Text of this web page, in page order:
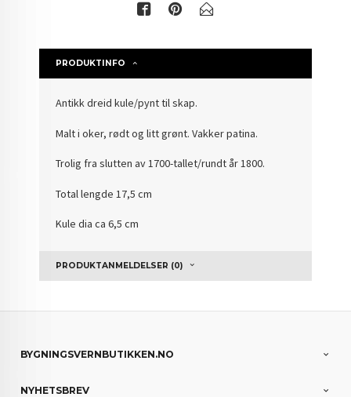
PRODUKTINFO
Antikk dreid kule/pynt til skap.
Malt i oker, rødt og litt grønt. Vakker patina.
Trolig fra slutten av 1700-tallet/rundt år 1800.
Total lengde 17,5 cm
Kule dia ca 6,5 cm
PRODUKTANMELDELSER (0)
BYGNINGSVERNBUTIKKEN.NO
NYHETSBREV